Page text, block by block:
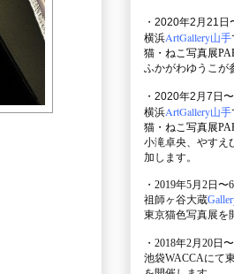
・2020年2月21日
横浜ArtGallery山手
猫・ねこ写真展
ふかがわゆうこが
・2020年2月7日
横浜ArtGallery山手
猫・ねこ写真展
小滝卓央、やすえ
加します。
・2019年5月2日〜
祖師ヶ谷大蔵
東京猫色写真展を
・2018年2月20日
池袋WACCAにて